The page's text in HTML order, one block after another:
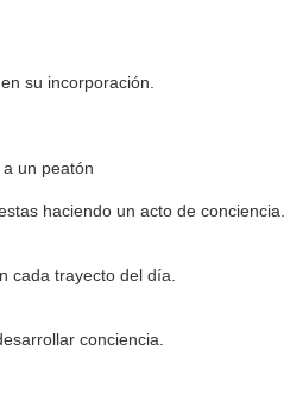
su incorporación.
un peatón
haciendo un acto de conciencia.
cada trayecto del día.
conciencia.